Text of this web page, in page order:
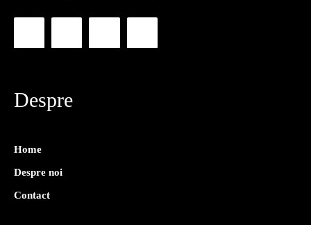
Despre
Home
Despre noi
Contact